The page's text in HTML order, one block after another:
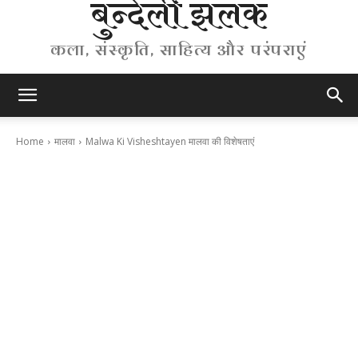
बुन्देली झलक
कला, संस्कृति, साहित्य और परंपराएं
Home मालवा Malwa Ki Visheshtayen मालवा की विशेषताएं